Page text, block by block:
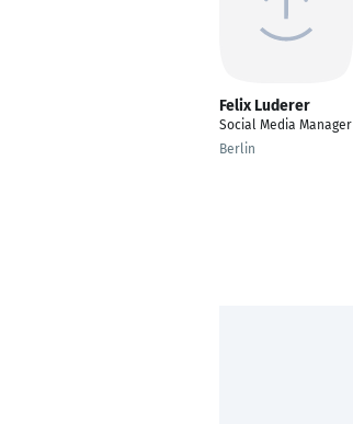
Felix Luderer
Social Media Manager
Berlin